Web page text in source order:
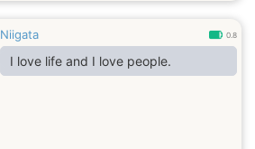
Niigata 0.8
I love life and I love people.